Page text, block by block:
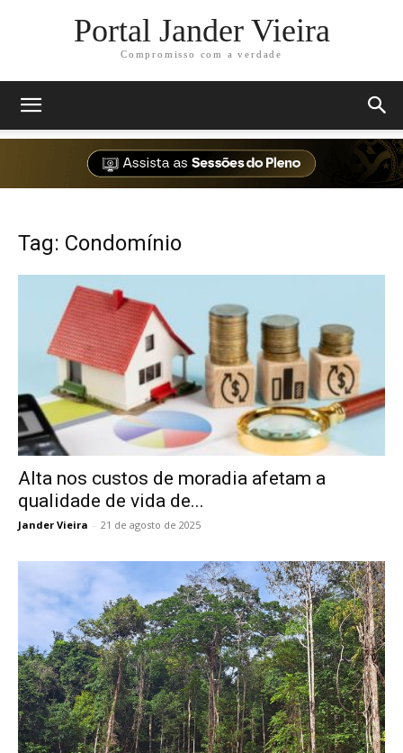
Portal Jander Vieira
Compromisso com a verdade
Tag: Condomínio
Alta nos custos de moradia afetam a
qualidade de vida de...
Jander Vieira - 21 de agosto de 2025